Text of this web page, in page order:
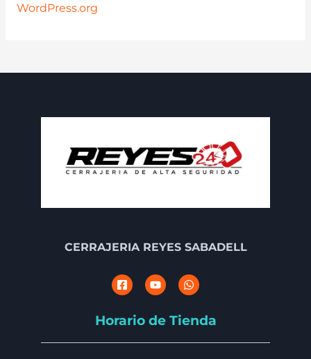
WordPress.org
CERRAJERIA REYES SABADELL
Horario de Tienda